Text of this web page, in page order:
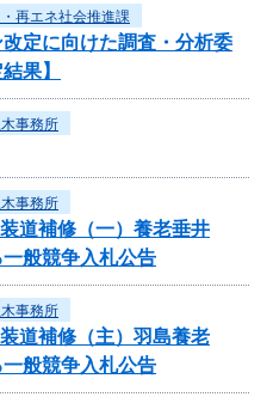
再エネ社会推進課
定に向けた調査・分析委
果】
事務所
事務所
道補修（一）養老垂井
般競争入札公告
事務所
道補修（主）羽島養老
般競争入札公告